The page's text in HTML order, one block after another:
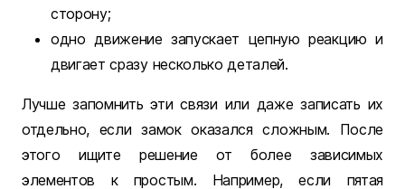
сторону;
одно движение запускает цепную реакцию и
двигает сразу несколько деталей.
Лучше запомнить эти связи или даже записать их
отдельно, если замок оказался сложным. После
этого ищите решение от более зависимых
элементов к простым. Например, если пятая